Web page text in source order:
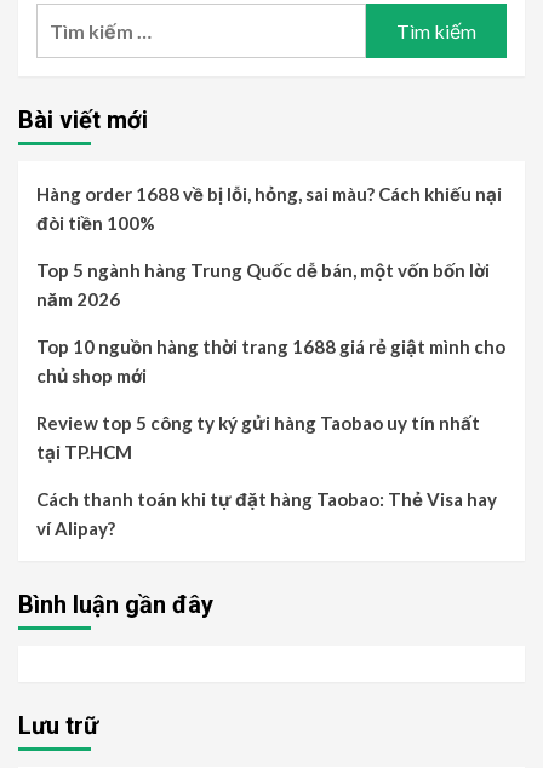
Bài viết mới
Hàng order 1688 về bị lỗi, hỏng, sai màu? Cách khiếu nại
đòi tiền 100%
Top 5 ngành hàng Trung Quốc dễ bán, một vốn bốn lời
năm 2026
Top 10 nguồn hàng thời trang 1688 giá rẻ giật mình cho
chủ shop mới
Review top 5 công ty ký gửi hàng Taobao uy tín nhất
tại TP.HCM
Cách thanh toán khi tự đặt hàng Taobao: Thẻ Visa hay
ví Alipay?
Bình luận gần đây
Lưu trữ